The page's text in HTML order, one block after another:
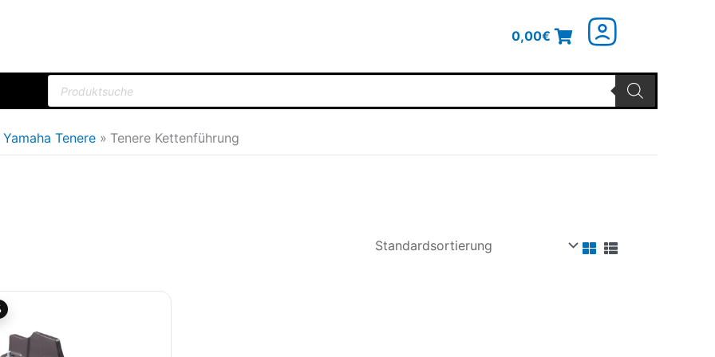
0,00€
Products
search
Tenere Tenere Kettenführung
67,08€